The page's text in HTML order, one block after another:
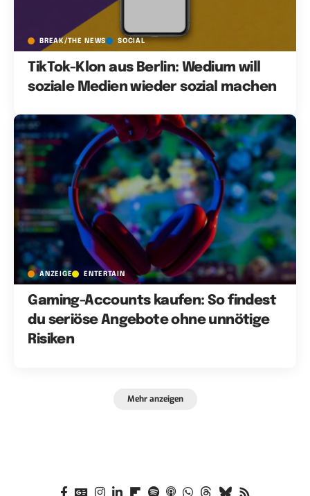
BREAK/THE NEWS SOCIAL
TikTok-Klon aus Berlin: Wedium will
soziale Medien wieder sozial machen
ANZEIGE ENTERTAIN
Gaming-Accounts kaufen: So findest
du seriöse Angebote ohne unnötige
Risiken
Mehr anzeigen